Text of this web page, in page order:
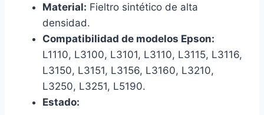
Material: Fieltro sintético de alta
densidad.
Compatibilidad de modelos Epson:
L1110, L3100, L3101, L3110, L3115, L3116,
L3150, L3151, L3156, L3160, L3210,
L3250, L3251, L5190.
Estado: